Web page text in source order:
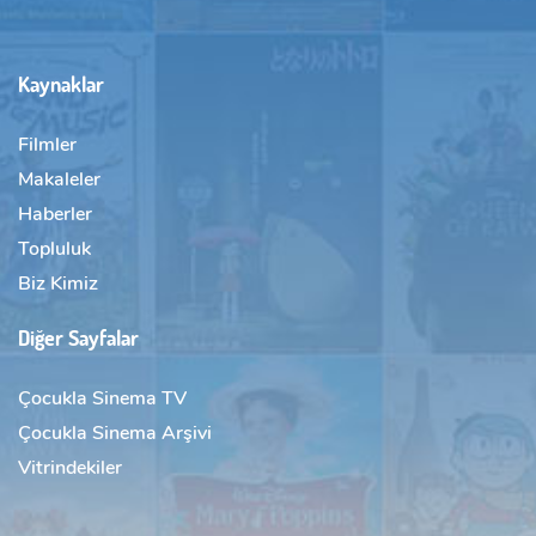
Kaynaklar
Filmler
Makaleler
Haberler
Topluluk
Biz Kimiz
Diğer Sayfalar
Çocukla Sinema TV
Çocukla Sinema Arşivi
Vitrindekiler